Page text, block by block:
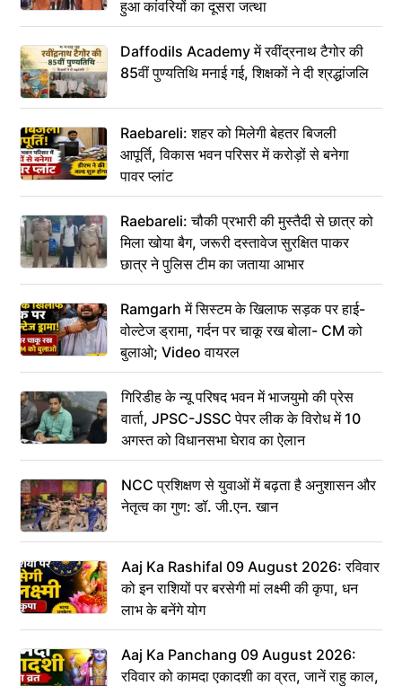
हुआ कांवरियों का दूसरा जत्था
Daffodils Academy में रवींद्रनाथ टैगोर की
85वीं पुण्यतिथि मनाई गई, शिक्षकों ने दी श्रद्धांजलि
Raebareli: शहर को मिलेगी बेहतर बिजली
आपूर्ति, विकास भवन परिसर में करोड़ों से बनेगा
पावर प्लांट
Raebareli: चौकी प्रभारी की मुस्तैदी से छात्र को
मिला खोया बैग, जरूरी दस्तावेज सुरक्षित पाकर
छात्र ने पुलिस टीम का जताया आभार
Ramgarh में सिस्टम के खिलाफ सड़क पर हाई-
वोल्टेज ड्रामा, गर्दन पर चाकू रख बोला- CM को
बुलाओ; Video वायरल
गिरिडीह के न्यू परिषद भवन में भाजयुमो की प्रेस
वार्ता, JPSC-JSSC पेपर लीक के विरोध में 10
अगस्त को विधानसभा घेराव का ऐलान
NCC प्रशिक्षण से युवाओं में बढ़ता है अनुशासन और
नेतृत्व का गुण: डॉ. जी.एन. खान
Aaj Ka Rashifal 09 August 2026: रविवार
को इन राशियों पर बरसेगी मां लक्ष्मी की कृपा, धन
लाभ के बनेंगे योग
Aaj Ka Panchang 09 August 2026:
रविवार को कामदा एकादशी का व्रत, जानें राहु काल,